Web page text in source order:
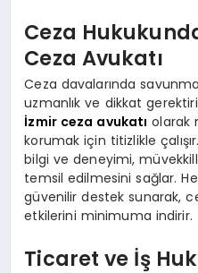
Ceza
Ceza Avukatı
Ceza davalarında
uzmanlık ve dikkat
İzmir ceza avukatı olarak
korumak için titizlikle
bilgi ve deneyimi,
temsil edilmesini sağlar.
güvenilir destek sunarak,
etkilerini minimuma indirir.
Ticaret ve İş